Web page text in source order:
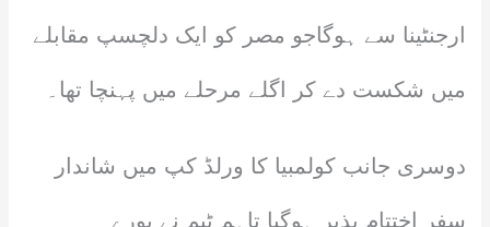
ارجنٹینا سے ہوگاجو مصر کو ایک دلچسپ مقابلے
میں شکست دے کر اگلے مرحلے میں پہنچا تھا۔
دوسری جانب کولمبیا کا ورلڈ کپ میں شاندار
سفر اختتام پذیر ہوگیا تاہم ٹیم نے پورے